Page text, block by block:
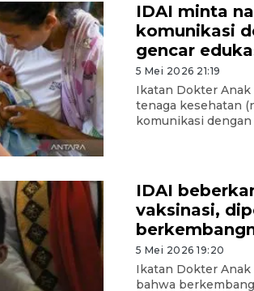
IDAI minta
komunikasi
gencar
5 Mei 2026 21:19
Ikatan Dokter
tenaga kesehatan
komunikasi dengan
IDAI
vaksinasi,
5 Mei 2026 19:20
Ikatan Dokter
bahwa
1 Juni